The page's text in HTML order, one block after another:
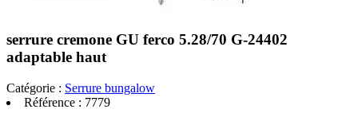
serrure cremone GU ferco 5.28/70 G-24402
adaptable haut
Catégorie : Serrure bungalow
Référence : 7779